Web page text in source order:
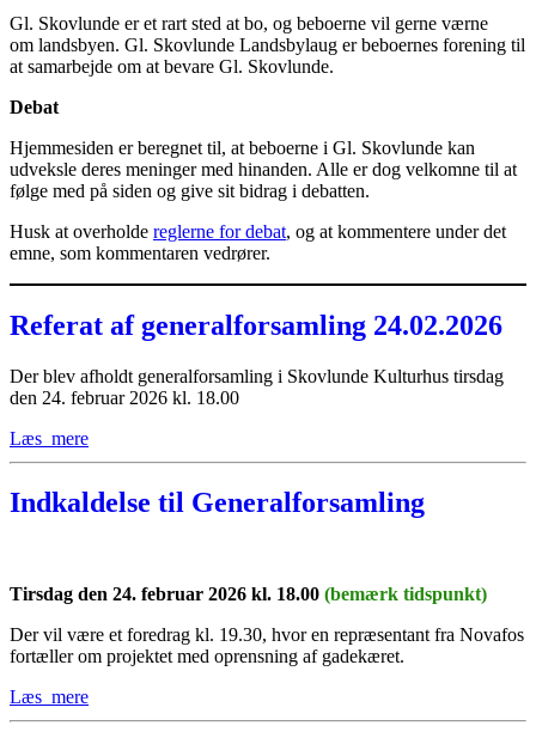
Gl. Skovlunde er et rart sted at bo, og beboerne vil gerne værne
om landsbyen. Gl. Skovlunde Landsbylaug er beboernes forening til
at samarbejde om at bevare Gl. Skovlunde.
Debat
Hjemmesiden er beregnet til, at beboerne i Gl. Skovlunde kan
udveksle deres meninger med hinanden. Alle er dog velkomne til at
følge med på siden og give sit bidrag i debatten.
Husk at overholde reglerne for debat, og at kommentere under det
emne, som kommentaren vedrører.
Referat af generalforsamling 24.02.2026
Der blev afholdt generalforsamling i Skovlunde Kulturhus tirsdag
den 24. februar 2026 kl. 18.00
Læs_mere
Indkaldelse til Generalforsamling
Tirsdag den 24. februar 2026 kl. 18.00 (bemærk tidspunkt)
Der vil være et foredrag kl. 19.30, hvor en repræsentant fra Novafos
fortæller om projektet med oprensning af gadekæret.
Læs_mere